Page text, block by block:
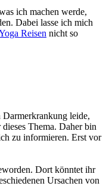
ich machen werde,
Dabei lasse ich mich
Reisen nicht so
Darmerkrankung leide,
Thema. Daher bin
zu informieren. Erst vor
Dort könntet ihr
Ursachen von